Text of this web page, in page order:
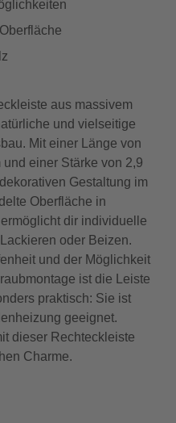
aus massivem
und vielseitige
Mit einer Länge von
einer Stärke von 2,9
Gestaltung im
Oberfläche in
dir individuelle
oder Beizen.
und der Möglichkeit
ist die Leiste
praktisch: Sie ist
geeignet.
dieser Rechteckleiste
Charme.